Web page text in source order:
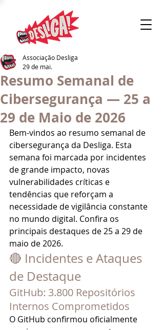
Resumo Semanal de
Cibersegurança — 25 a
29 de Maio de 2026
Associação Desliga
29 de mai.
Bem-vindos ao resumo semanal de
cibersegurança da Desliga. Esta
semana foi marcada por incidentes
de grande impacto, novas
vulnerabilidades críticas e
tendências que reforçam a
necessidade de vigilância constante
no mundo digital. Confira os
principais destaques de 25 a 29 de
maio de 2026.
🔴 Incidentes e Ataques
de Destaque
GitHub: 3.800 Repositórios
Internos Comprometidos
O GitHub confirmou oficialmente